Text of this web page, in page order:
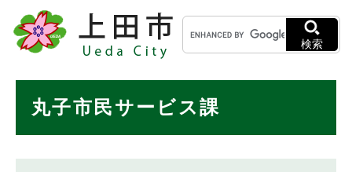
メニューを飛ばして本文へ
キ
ー
ワ
検
検索
丸子市民サービス課